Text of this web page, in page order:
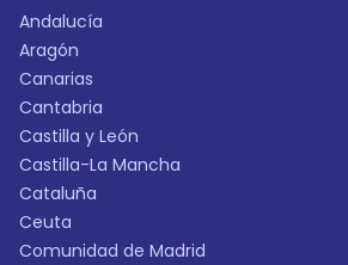
Andalucía
Aragón
Canarias
Cantabria
Castilla y León
Castilla-La Mancha
Cataluña
Ceuta
Comunidad de Madrid